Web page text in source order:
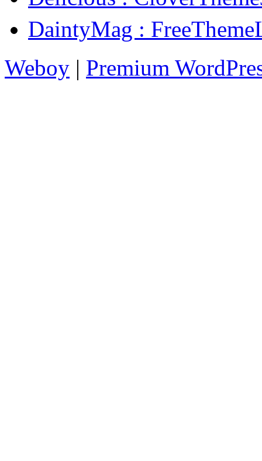
DaintyMag :
Weboy | Premium